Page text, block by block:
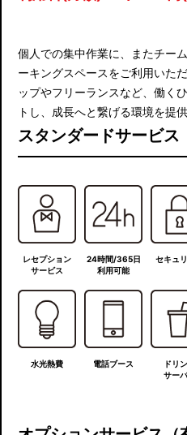
個人での集中作業に、またチー
ーキングスペースをご利用いた
ップやフリーランスなど、働く
トし、成長へと繋げる環境を提
スタンダードサービス
レセプション
サービス
24時間/365日
利用可能
セキュ
水光熱費 電話ブース
ドリ
サー